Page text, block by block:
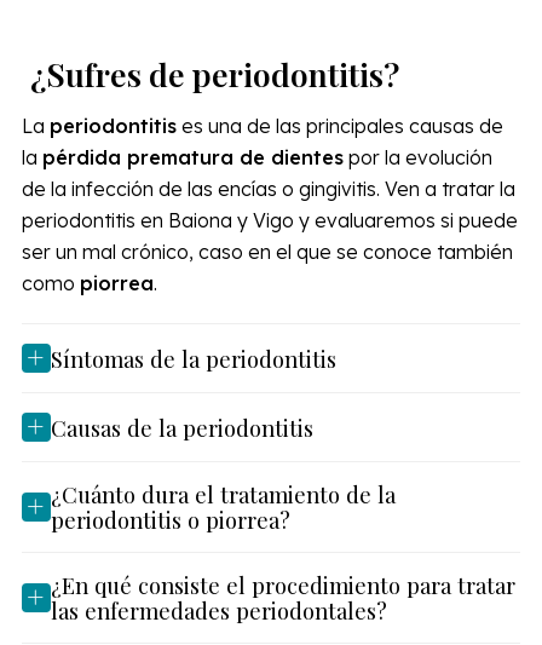
¿Sufres de periodontitis?
La periodontitises una de las principales causas de
la pérdida prematura de dientespor la evolución
de la infección de las encías o gingivitis. Ven a tratar la
periodontitis en Baiona y Vigo y evaluaremos si puede
ser un mal crónico, caso en el que se conoce también
como piorrea.
Síntomas de la periodontitis
Causas de la periodontitis
¿Cuánto dura el tratamiento de la
periodontitis o piorrea?
¿En qué consiste el procedimiento para tratar
las enfermedades periodontales?